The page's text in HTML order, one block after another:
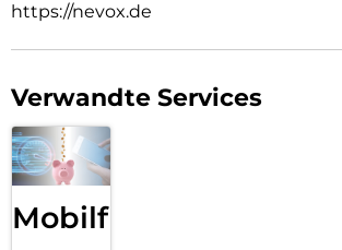
https://nevox.de
Verwandte Services
Mobilfunk